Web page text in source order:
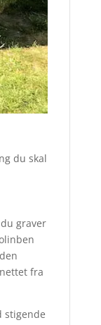
du skal
graver
fra
stigende